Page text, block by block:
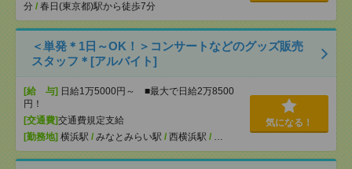
分 / 春日(東京都)駅から徒歩7分
＜単発＊1日～OK！＞コンサートなどのグッズ販売
スタッフ＊[アルバイト]
[給 与] 日給1万5000円～ ■最大で日給2万8500
円！
[交通費]交通費規定支給
[勤務地] 横浜駅 / みなとみらい駅 / 西横浜駅 / …
気になる！